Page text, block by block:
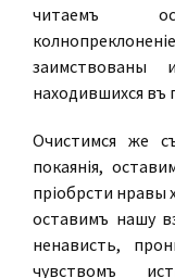
читаемъ
заимствованы
находившихся въ
Очистимся же
покаянія,
пріобрѣсти нравы
оставимъ нашу
ненависть,
чувствомъ